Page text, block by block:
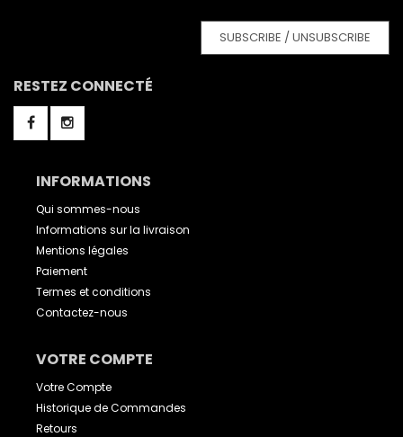
SUBSCRIBE / UNSUBSCRIBE
RESTEZ CONNECTÉ
INFORMATIONS
Qui sommes-nous
Informations sur la livraison
Mentions légales
Paiement
Termes et conditions
Contactez-nous
VOTRE COMPTE
Votre Compte
Historique de Commandes
Retours